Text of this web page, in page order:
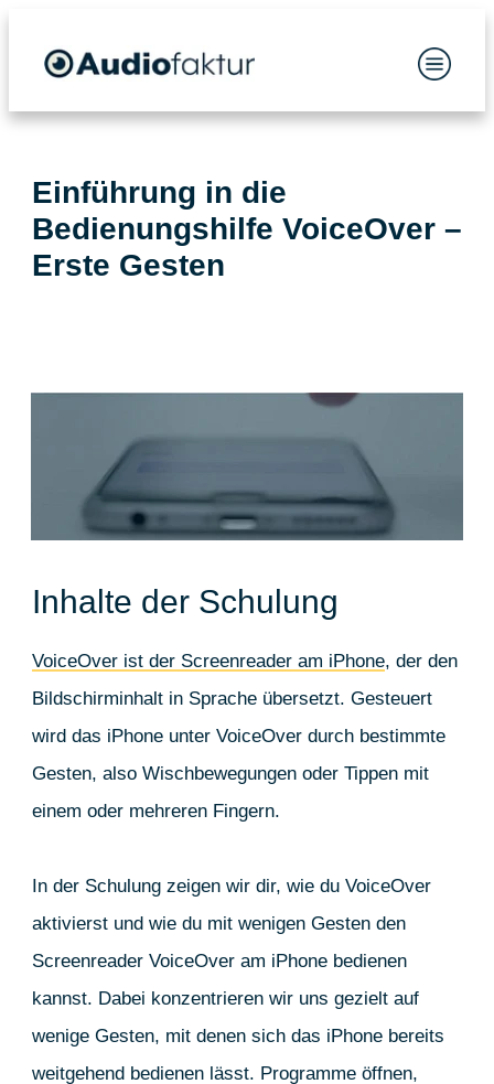
Einführung in die
Bedienungshilfe VoiceOver –
Erste Gesten
Inhalte der Schulung
VoiceOver ist der Screenreader am iPhone, der den
Bildschirminhalt in Sprache übersetzt. Gesteuert
wird das iPhone unter VoiceOver durch bestimmte
Gesten, also Wischbewegungen oder Tippen mit
einem oder mehreren Fingern.
In der Schulung zeigen wir dir, wie du VoiceOver
aktivierst und wie du mit wenigen Gesten den
Screenreader VoiceOver am iPhone bedienen
kannst. Dabei konzentrieren wir uns gezielt auf
wenige Gesten, mit denen sich das iPhone bereits
weitgehend bedienen lässt. Programme öffnen,